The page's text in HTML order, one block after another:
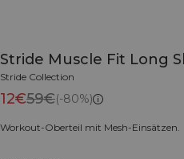
Stride Muscle Fit Long
Stride Collection
12€59€(-80%)
Workout-Oberteil mit Mesh-Einsätzen.